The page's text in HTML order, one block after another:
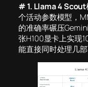
# 1. Llama 4 Scout
个活动参数模型，
的准确率碾压
张H100显卡上实现
能直接同时处理几部